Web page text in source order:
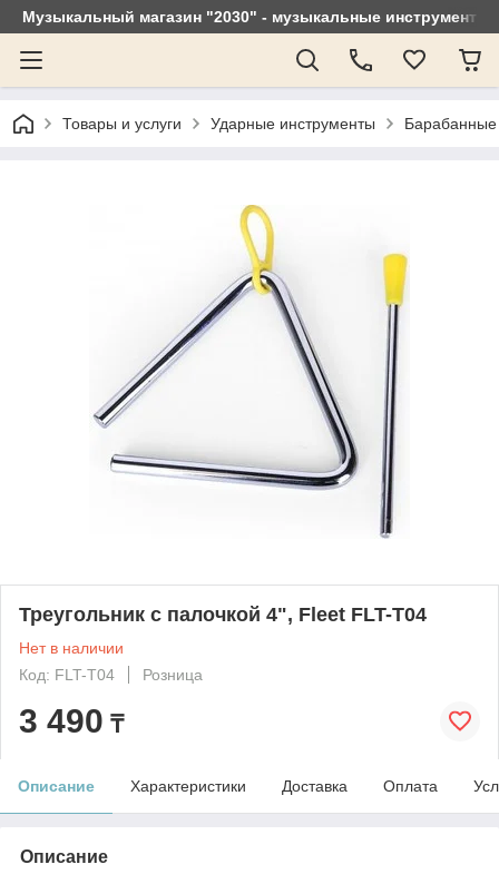
Музыкальный магазин "2030" - музыкальные
Товары и услуги Ударные инструменты Барабанные
Треугольник с палочкой 4", Fleet FLT-T04
Нет в наличии
Код: FLT-T04
Розница
3 490 ₸
Описание Характеристики Доставка Оплата
Описание